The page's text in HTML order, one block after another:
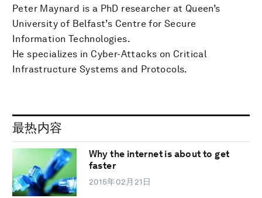
Peter Maynard is a PhD researcher at Queen’s
University of Belfast’s Centre for Secure
Information Technologies.
He specializes in Cyber-Attacks on Critical
Infrastructure Systems and Protocols.
最热内容
Why the internet is about to get
faster
2015年02月21日